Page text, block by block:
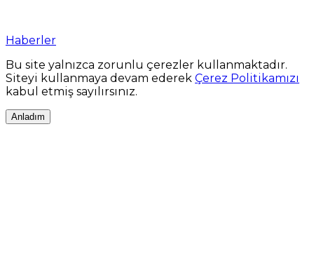
Haberler
Bu site yalnızca zorunlu çerezler kullanmaktadır.
Siteyi kullanmaya devam ederek Çerez Politikamızı
kabul etmiş sayılırsınız.
Anladım